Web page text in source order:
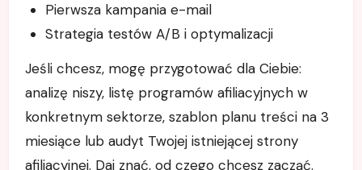
Pierwsza kampania e-mail
Strategia testów A/B i optymalizacji
Jeśli chcesz, mogę przygotować dla Ciebie:
analizę niszy, listę programów afiliacyjnych w
konkretnym sektorze, szablon planu treści na 3
miesiące lub audyt Twojej istniejącej strony
afiliacyjnej. Daj znać, od czego chcesz zacząć.